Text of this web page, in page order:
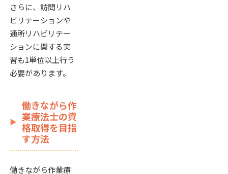
さらに、訪問リハ
ビリテーションや
通所リハビリテー
ションに関する実
習も1単位以上行う
必要があります。
働きながら作
業療法士の資
格取得を目指
す方法
働きながら作業療